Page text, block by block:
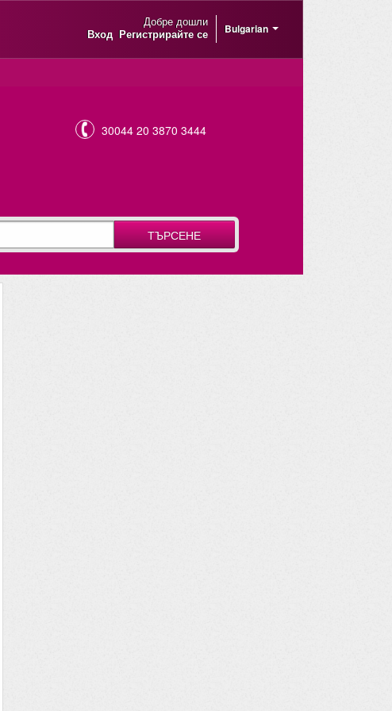
Bulgarian
Добре дошли
Вход Регистрирайте се
30044 20 3870 3444
ТЪРСЕНЕ